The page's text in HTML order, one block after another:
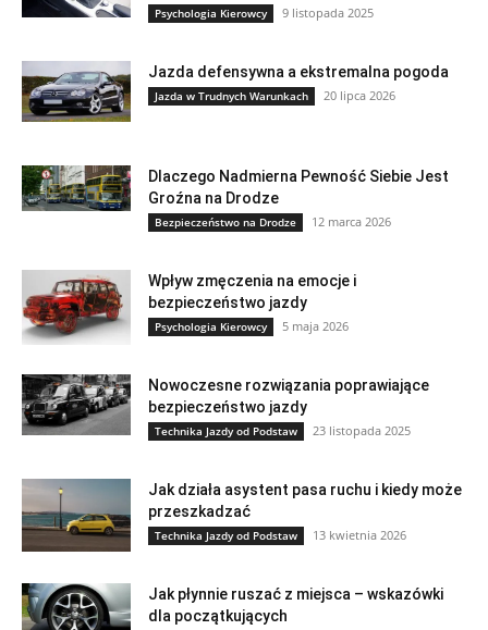
Psychologia Kierowcy 9 listopada 2025
Jazda defensywna a ekstremalna pogoda
Jazda w Trudnych Warunkach 20 lipca 2026
Dlaczego Nadmierna Pewność Siebie Jest
Groźna na Drodze
Bezpieczeństwo na Drodze 12 marca 2026
Wpływ zmęczenia na emocje i
bezpieczeństwo jazdy
Psychologia Kierowcy 5 maja 2026
Nowoczesne rozwiązania poprawiające
bezpieczeństwo jazdy
Technika Jazdy od Podstaw 23 listopada 2025
Jak działa asystent pasa ruchu i kiedy może
przeszkadzać
Technika Jazdy od Podstaw 13 kwietnia 2026
Jak płynnie ruszać z miejsca – wskazówki
dla początkujących